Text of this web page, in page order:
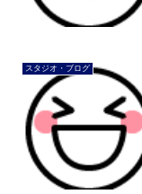
スタジオ・ブログ